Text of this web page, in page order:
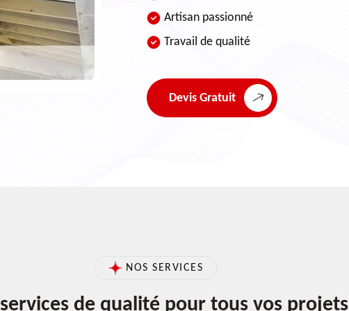
Artisan passionné
Travail de qualité
Devis Gratuit
NOS SERVICES
de qualité pour tous vos projets